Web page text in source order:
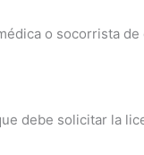
o socorrista
debe solicitar la